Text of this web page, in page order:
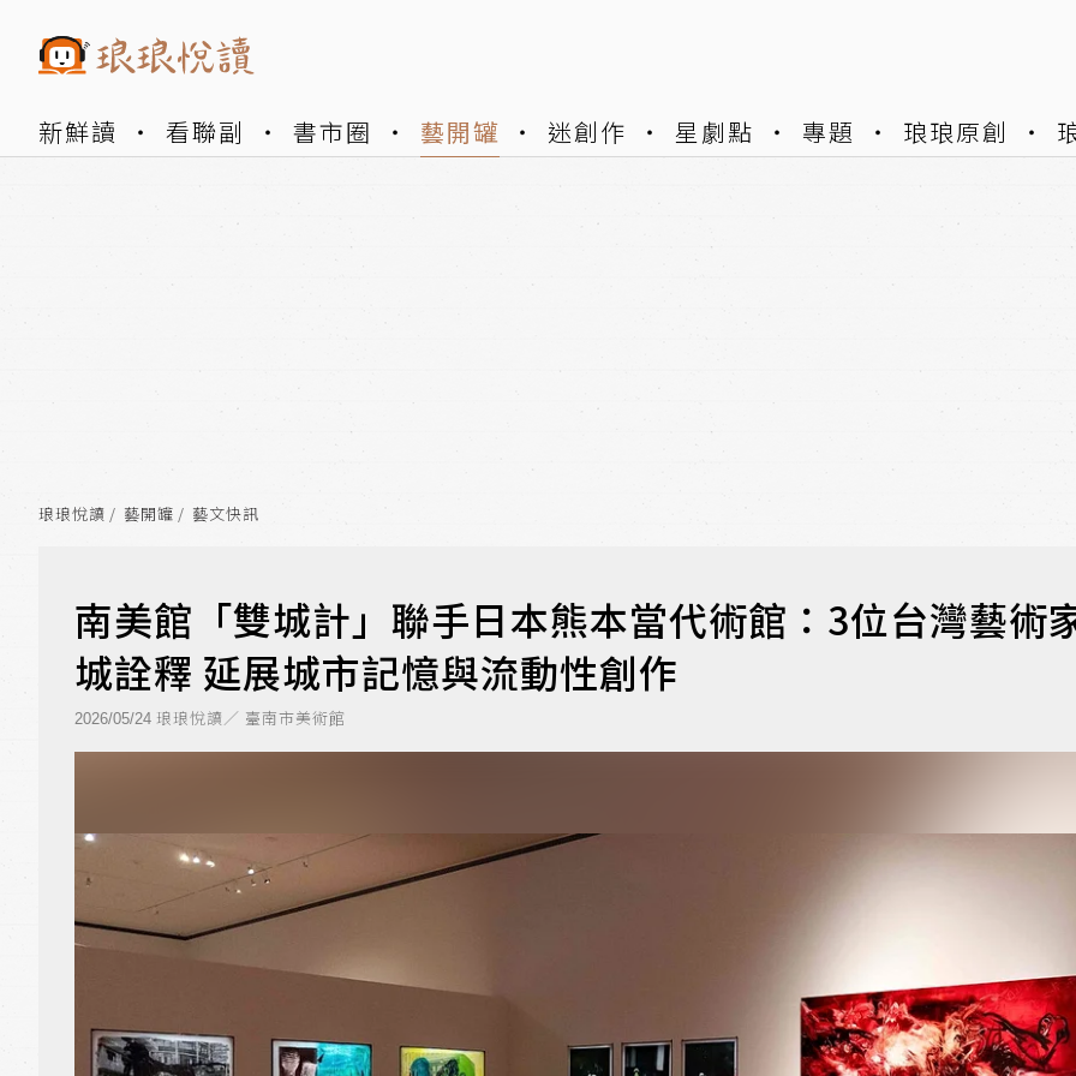
新鮮讀 看聯副 書市圈 藝開罐 迷創作 星劇點 專題 琅琅原創
琅琅悅讀 藝開罐 藝文快訊
南美館「雙城計」聯手日本熊本當代術館：3位台灣藝術
城詮釋 延展城市記憶與流動性創作
2026/05/24 琅琅悅讀／ 臺南市美術館